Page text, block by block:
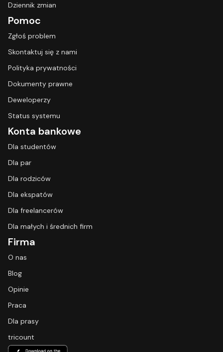
Dziennik zmian
Pomoc
Zgłoś problem
Skontaktuj się z nami
Polityka prywatności
Dokumenty prawne
Deweloperzy
Status systemu
Konta bankowe
Dla studentów
Dla par
Dla rodziców
Dla ekspatów
Dla freelancerów
Dla małych i średnich firm
Firma
O nas
Blog
Opinie
Praca
Dla prasy
tricount